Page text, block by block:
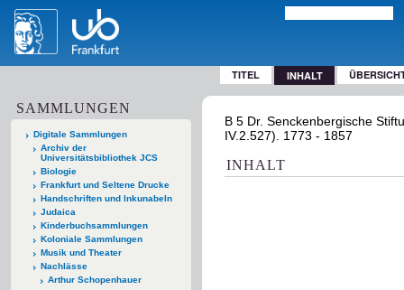
TITEL INHALT
SAMMLUNGEN
Digitale Sammlungen
Archiv der
Universitätsbibliothek JCS
Biologie
Frankfurt und Seltene Drucke
Handschriften und Inkunabeln
Judaica
Kinderbuchsammlungen
Koloniale Sammlungen
Musik und Theater
Nachlässe
Arthur Schopenhauer
B 5 Dr. Senckenbergische
IV.2.527). 1773 - 1857
INHALT